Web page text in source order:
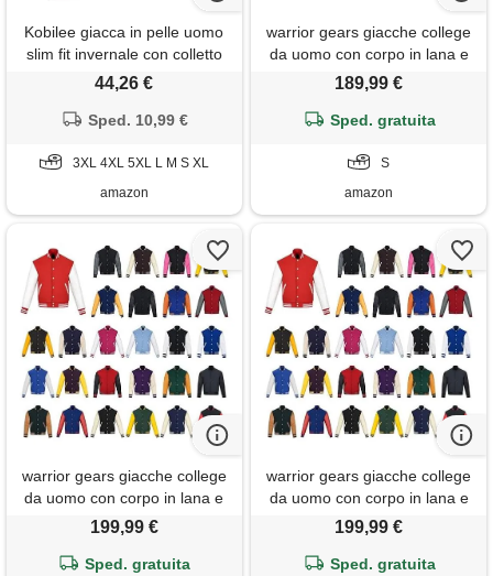
Kobilee giacca in pelle uomo
slim fit invernale con colletto
giacca pelle biker 4 stagioni
giacca moto cerniera classico
militare giubbotto
44,26 €
Sped. 10,99 €
3XL 4XL 5XL L M S XL
amazon
warrior gears giacche college
da uomo con corpo in lana e
maniche in pelle, giacca
retrò a righe, corpo in lana e
crema - s
189,99 €
Sped. gratuita
S
amazon
warrior gears giacche college
da uomo con corpo in lana e
maniche in pelle, giacca
retrò a righe, corpo in lana e
199,99 €
Sped. gratuita
warrior gears giacche college
da uomo con corpo in lana e
maniche in pelle, giacca
retrò a righe, corpo in lana e
199,99 €
Sped. gratuita